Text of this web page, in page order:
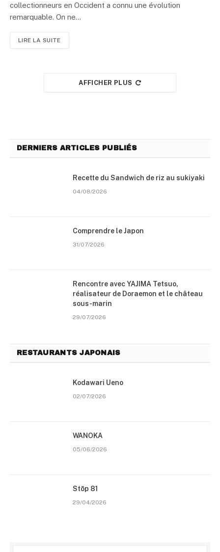
collectionneurs en Occident a connu une évolution
remarquable. On ne…
LIRE LA SUITE
AFFICHER PLUS
DERNIERS ARTICLES PUBLIÉS
Recette du Sandwich de riz au sukiyaki
04/08/2026
Comprendre le Japon
31/07/2026
Rencontre avec YAJIMA Tetsuo,
réalisateur de Doraemon et le château
sous-marin
29/07/2026
RESTAURANTS JAPONAIS
Kodawari Ueno
02/07/2026
WANOKA
05/06/2026
Stōp 81
29/04/2026